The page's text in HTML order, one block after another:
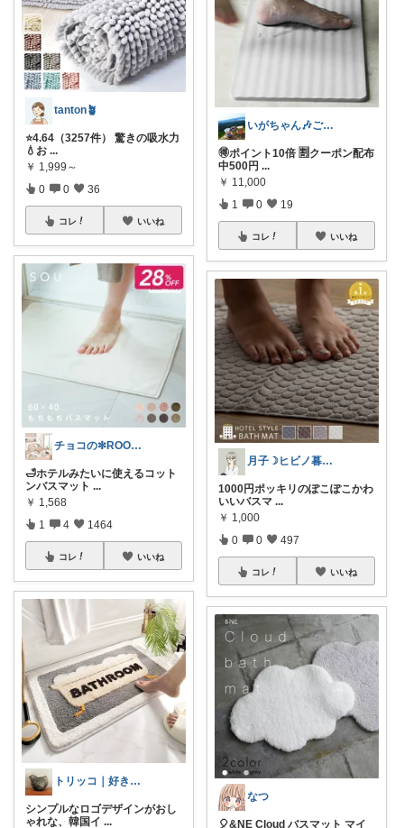
tanton🪴
⭐4.64（3257件） 驚きの吸水力
💧お ...
￥ 1,999～
0 0 36
コレ いいね
チョコの✼ROOM✼
🛁ホテルみたいに使えるコット
ンバスマット ...
￥ 1,568
1 4 1464
コレ いいね
トリッコ｜好きな雑貨・インテリア
シンプルなロゴデザインがおし
ゃれな、韓国イ ...
いがちゃん🎶ご購入感謝です🎶
🉐ポイント10倍 🈹クーポン配布
中500円 ...
￥ 11,000
1 0 19
コレ いいね
月子☽ヒビノ暮らしレシピ
1000円ポッキリのぽこぽこかわ
いいバスマ ...
￥ 1,000
0 0 497
コレ いいね
なつ
🎈&NE Cloud バスマット マイ